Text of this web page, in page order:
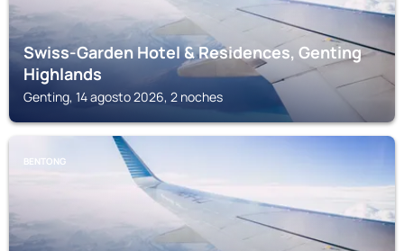
Swiss-Garden Hotel & Residences, Genting
Highlands
Genting, 14 agosto 2026, 2 noches
BENTONG